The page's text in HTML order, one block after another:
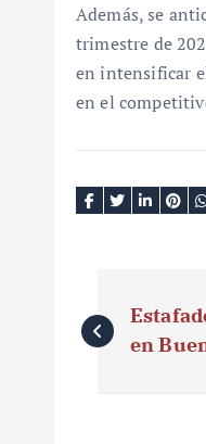
Además, se
trimestre de
en intensificar
en el
a
en